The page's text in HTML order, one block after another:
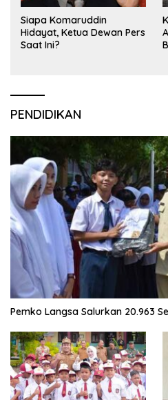
Siapa Komaruddin
Hidayat, Ketua Dewan Pers
Saat Ini?
PENDIDIKAN
Pemko Langsa Salurkan 20.963